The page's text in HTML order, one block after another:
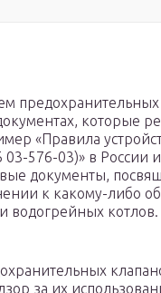
предохранительных
которые
«Правила
576-03)» в России
документы,
к какому-либо
за их